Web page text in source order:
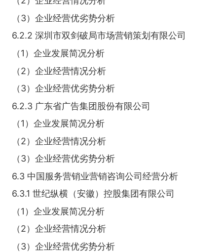
（3）企业经营优劣势分析
6.2.2 深圳市双剑破局市场营销策划有限公司
（1）企业发展简况分析
（2）企业经营情况分析
（3）企业经营优劣势分析
6.2.3 广东省广告集团股份有限公司
（1）企业发展简况分析
（2）企业经营情况分析
（3）企业经营优劣势分析
6.3 中国服务营销业营销咨询公司经营分析
6.3.1 世纪纵横（安徽）控股集团有限公司
（1）企业发展简况分析
（2）企业经营情况分析
（3）企业经营优劣势分析